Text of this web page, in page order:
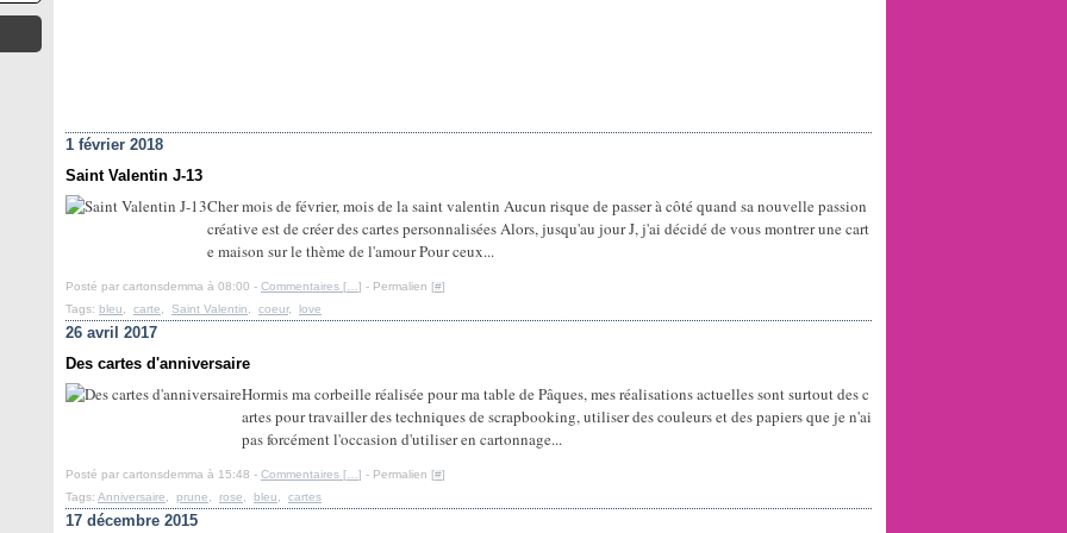
1 février 2018
Saint Valentin J-13
Cher mois de février, mois de la saint valentin Aucun risque de passer à côté quand sa nouvelle passion
créative est de créer des cartes personnalisées Alors, jusqu'au jour J, j'ai décidé de vous montrer une cart
e maison sur le thème de l'amour Pour ceux...
Posté par cartonsdemma à 08:00 - Commentaires [ ] - Permalien [#]
Tags: bleu carte Saint Valentin coeur, love
26 avril 2017
Des cartes d'anniversaire
Hormis ma corbeille réalisée pour ma table de Pâques, mes réalisations actuelles sont surtout des c
artes pour travailler des techniques de scrapbooking, utiliser des couleurs et des papiers que je n'ai
pas forcément l'occasion d'utiliser en cartonnage...
Posté par cartonsdemma à 15:48 - Commentaires [ ] - Permalien [#]
Tags: Anniversaire prune rose bleu cartes
17 décembre 2015